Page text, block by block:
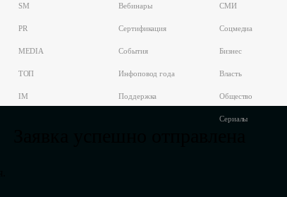
SM
PR
MEDIA
ТОП
IM
Вебинары
Сертификация
События
Инфоповод года
Поддержка
СМИ
Соцмедиа
Бизнес
Власть
Общество
Сериалы